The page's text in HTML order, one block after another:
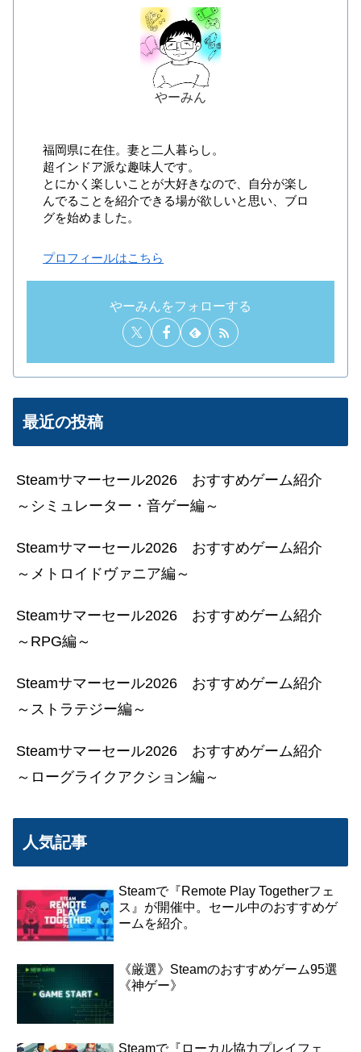
やーみん
福岡県に在住。妻と二人暮らし。
超インドア派な趣味人です。
とにかく楽しいことが大好きなので、自分が楽し
んでることを紹介できる場が欲しいと思い、ブロ
グを始めました。
プロフィールはこちら
やーみんをフォローする
最近の投稿
Steamサマーセール2026 おすすめゲーム紹介
～シミュレーター・音ゲー編～
Steamサマーセール2026 おすすめゲーム紹介
～メトロイドヴァニア編～
Steamサマーセール2026 おすすめゲーム紹介
～RPG編～
Steamサマーセール2026 おすすめゲーム紹介
～ストラテジー編～
Steamサマーセール2026 おすすめゲーム紹介
～ローグライクアクション編～
人気記事
Steamで『Remote Play Togetherフェ
ス』が開催中。セール中のおすすめゲ
ームを紹介。
《厳選》Steamのおすすめゲーム95選
《神ゲー》
Steamで『ローカル協力プレイフェ